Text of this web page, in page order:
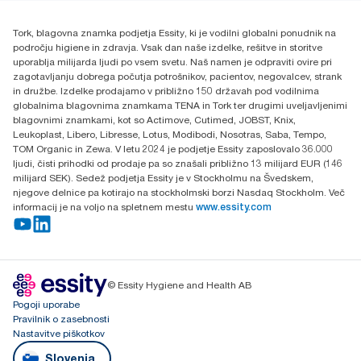
Essity Hungary Kft. Professional Hygiene
Budakeszi út 51.
Tork, blagovna znamka podjetja Essity, ki je vodilni globalni ponudnik na
področju higiene in zdravja. Vsak dan naše izdelke, rešitve in storitve
uporablja milijarda ljudi po vsem svetu. Naš namen je odpraviti ovire pri
zagotavljanju dobrega počutja potrošnikov, pacientov, negovalcev, strank
in družbe. Izdelke prodajamo v približno 150 državah pod vodilnima
globalnima blagovnima znamkama TENA in Tork ter drugimi uveljavljenimi
blagovnimi znamkami, kot so Actimove, Cutimed, JOBST, Knix,
Leukoplast, Libero, Libresse, Lotus, Modibodi, Nosotras, Saba, Tempo,
TOM Organic in Zewa. V letu 2024 je podjetje Essity zaposlovalo 36.000
ljudi, čisti prihodki od prodaje pa so znašali približno 13 milijard EUR (146
milijard SEK). Sedež podjetja Essity je v Stockholmu na Švedskem,
njegove delnice pa kotirajo na stockholmski borzi Nasdaq Stockholm. Več
informacij je na voljo na spletnem mestu www.essity.com
© Essity Hygiene and Health AB
Pogoji uporabe
Pravilnik o zasebnosti
Nastavitve piškotkov
Slovenia